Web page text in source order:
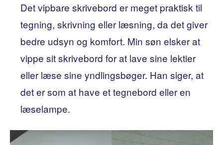
Det vipbare skrivebord er meget praktisk til
tegning, skrivning eller læsning, da det giver
bedre udsyn og komfort. Min søn elsker at
vippe sit skrivebord for at lave sine lektier
eller læse sine yndlingsbøger. Han siger, at
det er som at have et tegnebord eller en
læselampe.